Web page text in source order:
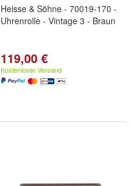
Heisse & Söhne - 70019-170 -
Uhrenrolle - Vintage 3 - Braun
119,00 €
Kostenloser Versand